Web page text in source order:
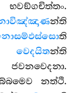
න්ති
ති
වෙදයිතන්ති
නත්ථි.